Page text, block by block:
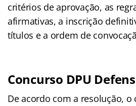
critérios de aprovação, as
afirmativas, a inscrição
títulos e a ordem de
Concurso DPU
De acordo com a resolução, o